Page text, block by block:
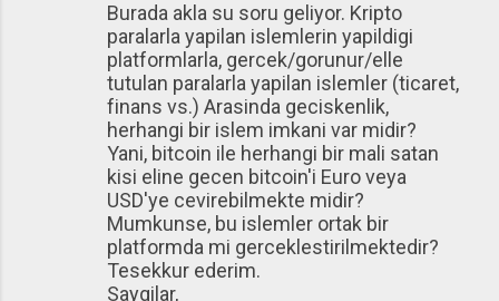
Burada akla su soru geliyor. Kripto
paralarla yapilan islemlerin yapildigi
platformlarla, gercek/gorunur/elle
tutulan paralarla yapilan islemler (ticaret,
finans vs.) Arasinda geciskenlik,
herhangi bir islem imkani var midir?
Yani, bitcoin ile herhangi bir mali satan
kisi eline gecen bitcoin'i Euro veya
USD'ye cevirebilmekte midir?
Mumkunse, bu islemler ortak bir
platformda mi gerceklestirilmektedir?
Tesekkur ederim.
Saygilar,